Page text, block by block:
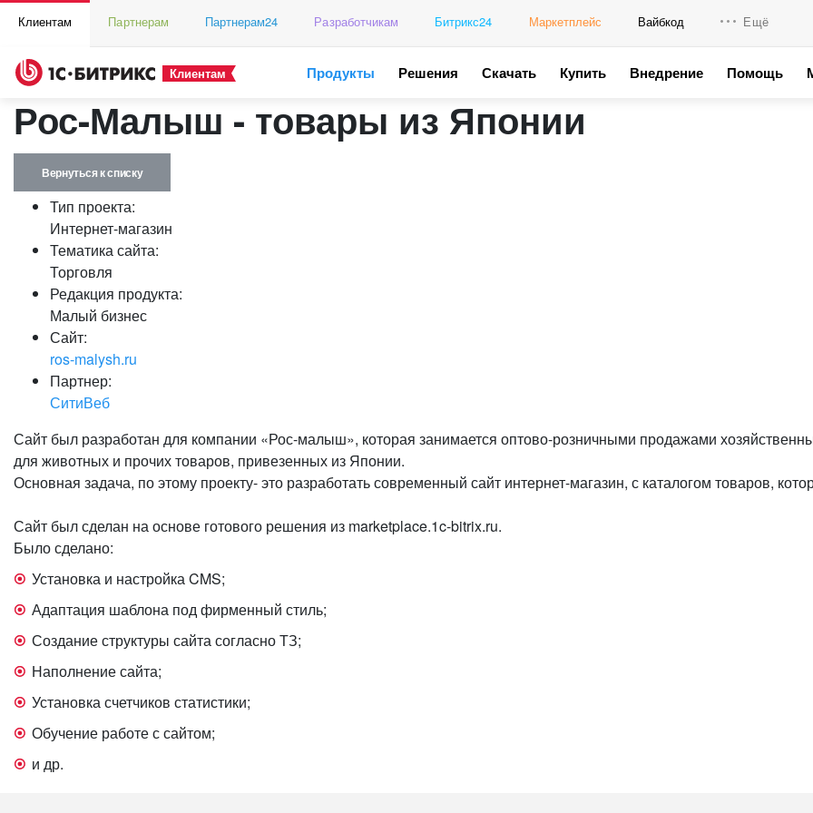
Клиентам Партнерам Партнерам24 Разработчикам Битрикс24 Маркетплейс Вайбкод Ещё
Клиентам Продукты Решения Скачать Купить Внедрение Помощь
Рос-Малыш - товары из Японии
Вернуться к списку
Тип проекта:
Интернет-магазин
Тематика сайта:
Торговля
Редакция продукта:
Малый бизнес
Сайт:
ros-malysh.ru
Партнер:
СитиВеб
Сайт был разработан для компании «Рос-малыш», которая занимается оптово-розничными продажами
для животных и прочих товаров, привезенных из Японии.
Основная задача, по этому проекту- это разработать современный сайт интернет-магазин, с каталогом товаров,
Сайт был сделан на основе готового решения из marketplace.1c-bitrix.ru.
Было сделано:
Установка и настройка CMS;
Адаптация шаблона под фирменный стиль;
Создание структуры сайта согласно ТЗ;
Наполнение сайта;
Установка счетчиков статистики;
Обучение работе с сайтом;
и др.